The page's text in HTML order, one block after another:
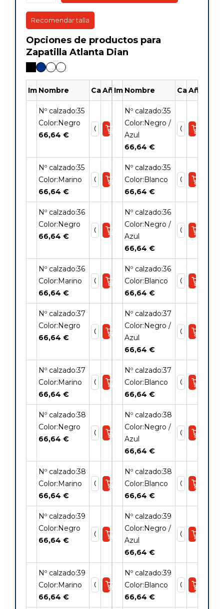
Recomendar talla
Opciones de productos para
Zapatilla Atlanta Dian
Imagen
Nombre Cantidad
AñadirImagen
Nombre Cantidad
Añadir
Nº calzado:35
Color:Negro
66,64 €
Nº calzado:35
Color:Negro /
Azul
66,64 €
Nº calzado:35
Color:Marino
66,64 €
Nº calzado:35
Color:Blanco
66,64 €
Nº calzado:36
Color:Negro
66,64 €
Nº calzado:36
Color:Negro /
Azul
66,64 €
Nº calzado:36
Color:Marino
66,64 €
Nº calzado:36
Color:Blanco
66,64 €
Nº calzado:37
Color:Negro
66,64 €
Nº calzado:37
Color:Negro /
Azul
66,64 €
Nº calzado:37
Color:Marino
66,64 €
Nº calzado:37
Color:Blanco
66,64 €
Nº calzado:38
Color:Negro
66,64 €
Nº calzado:38
Color:Negro /
Azul
66,64 €
Nº calzado:38
Color:Marino
66,64 €
Nº calzado:38
Color:Blanco
66,64 €
Nº calzado:39
Color:Negro
66,64 €
Nº calzado:39
Color:Negro /
Azul
66,64 €
Nº calzado:39
Color:Marino
66,64 €
Nº calzado:39
Color:Blanco
66,64 €